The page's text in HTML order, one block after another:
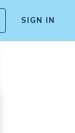
SIGN IN